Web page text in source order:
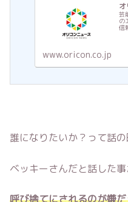
オ
芸
の
信
www.oricon.co.jp
誰になりたいか？って話の
ベッキーさんだと話した
呼び捨てにされるのが嫌